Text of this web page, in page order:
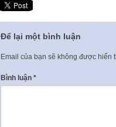
Để lại một bình luận
Email của bạn sẽ không được hiển
Bình luận *